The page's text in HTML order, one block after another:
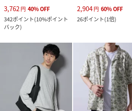
3,762円 40%OFF
342ポイント(10%ポイント
バック)
2,904円 60%OFF
26ポイント(1倍)